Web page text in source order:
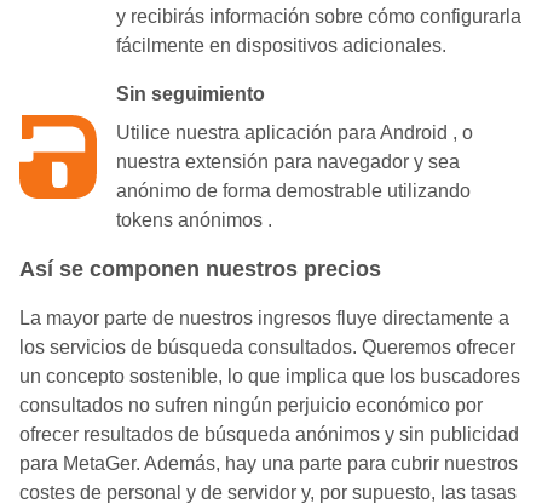
y recibirás información sobre cómo configurarla
fácilmente en dispositivos adicionales.
Sin seguimiento
Utilice nuestra aplicación para Android , o
nuestra extensión para navegador y sea
anónimo de forma demostrable utilizando
tokens anónimos .
Así se componen nuestros precios
La mayor parte de nuestros ingresos fluye directamente a
los servicios de búsqueda consultados. Queremos ofrecer
un concepto sostenible, lo que implica que los buscadores
consultados no sufren ningún perjuicio económico por
ofrecer resultados de búsqueda anónimos y sin publicidad
para MetaGer. Además, hay una parte para cubrir nuestros
costes de personal y de servidor y, por supuesto, las tasas